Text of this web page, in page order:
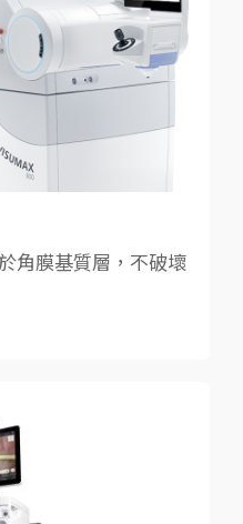
角膜基質層，不破壞